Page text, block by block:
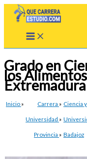
Grado en
los
Inicio » Carrera » Ciencia
Universidad »
Provincia » Badajoz